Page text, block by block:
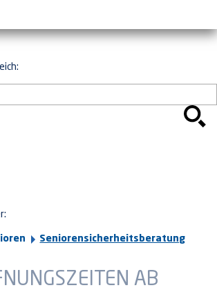
Seniorensicherheitsberatung
AB